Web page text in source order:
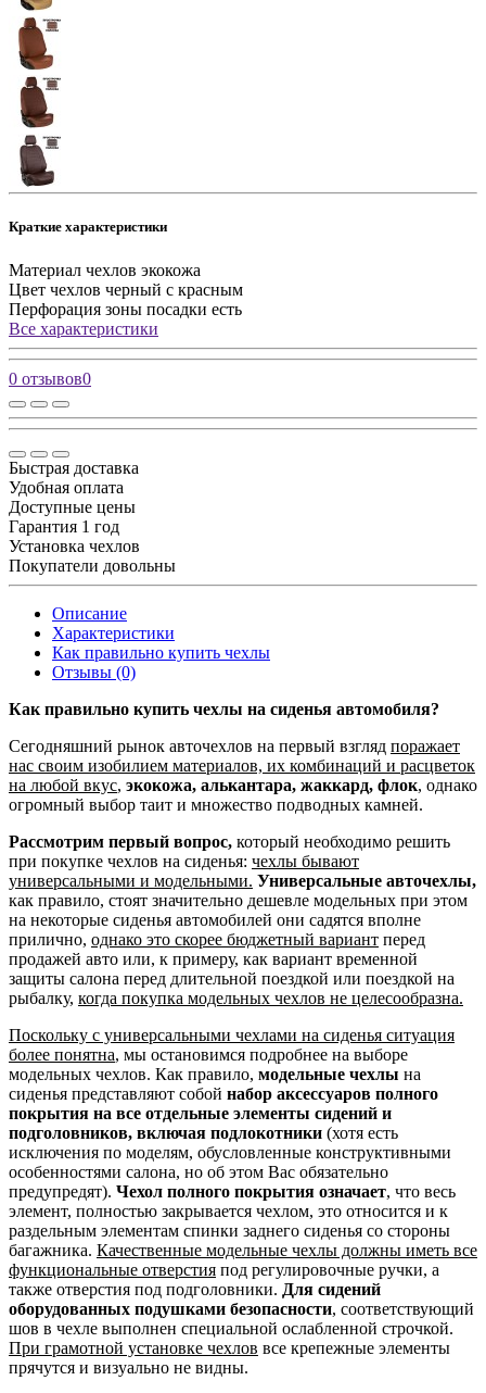
Краткие характеристики
Материал чехлов экокожа
Цвет чехлов черный с красным
Перфорация зоны посадки есть
Все характеристики
0 отзывов0
Быстрая доставка
Удобная оплата
Доступные цены
Гарантия 1 год
Установка чехлов
Покупатели довольны
Описание
Характеристики
Как правильно купить чехлы
Отзывы (0)
Как правильно купить чехлы на сиденья автомобиля?
Сегодняшний рынок авточехлов на первый взгляд поражает
нас своим изобилием материалов, их комбинаций и расцветок
на любой вкус, экокожа, алькантара, жаккард, флок, однако
огромный выбор таит и множество подводных камней.
Рассмотрим первый вопрос, который необходимо решить
при покупке чехлов на сиденья: чехлы бывают
универсальными и модельными. Универсальные авточехлы,
как правило, стоят значительно дешевле модельных при этом
на некоторые сиденья автомобилей они садятся вполне
прилично, однако это скорее бюджетный вариант перед
продажей авто или, к примеру, как вариант временной
защиты салона перед длительной поездкой или поездкой на
рыбалку, когда покупка модельных чехлов не целесообразна.
Поскольку с универсальными чехлами на сиденья ситуация
более понятна, мы остановимся подробнее на выборе
модельных чехлов. Как правило, модельные чехлы на
сиденья представляют собой набор аксессуаров полного
покрытия на все отдельные элементы сидений и
подголовников, включая подлокотники (хотя есть
исключения по моделям, обусловленные конструктивными
особенностями салона, но об этом Вас обязательно
предупредят). Чехол полного покрытия означает, что весь
элемент, полностью закрывается чехлом, это относится и к
раздельным элементам спинки заднего сиденья со стороны
багажника. Качественные модельные чехлы должны иметь все
функциональные отверстия под регулировочные ручки, а
также отверстия под подголовники. Для сидений
оборудованных подушками безопасности, соответствующий
шов в чехле выполнен специальной ослабленной строчкой.
При грамотной установке чехлов все крепежные элементы
прячутся и визуально не видны.